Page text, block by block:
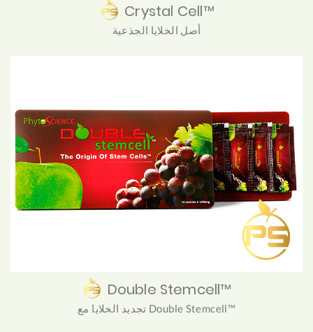
Crystal Cell™
أصل الخلايا الجذعية
Double Stemcell™
تجديد الخلايا مع Double Stemcell™